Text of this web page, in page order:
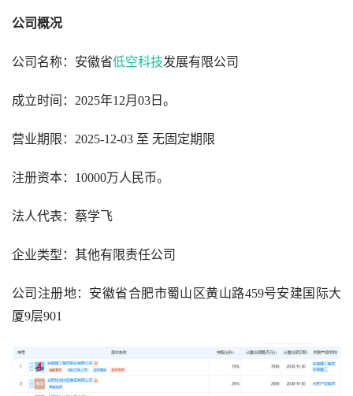
公司概况
公司名称：安徽省低空科技发展有限公司
成立时间：2025年12月03日。
营业期限： 2025-12-03 至 无固定期限
注册资本：10000万人民币。
法人代表：蔡学飞
企业类型：其他有限责任公司
公司注册地：安徽省合肥市蜀山区黄山路459号安建国际大
厦9层901